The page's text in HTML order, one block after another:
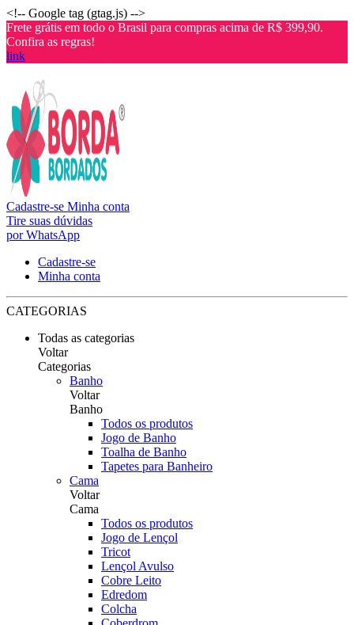
<!-- Google tag (gtag.js) -->
Frete grátis em todo o Brasil para compras acima de R$ 399,90.
Confira as regras!
link
Cadastre-se Minha conta
Tire suas dúvidas
por WhatsApp
Cadastre-se
Minha conta
CATEGORIAS
Todas as categorias
Voltar
Categorias
Banho
Voltar
Banho
Todos os produtos
Jogo de Banho
Toalha de Banho
Tapetes para Banheiro
Cama
Voltar
Cama
Todos os produtos
Jogo de Lençol
Tricot
Lençol Avulso
Cobre Leito
Edredom
Colcha